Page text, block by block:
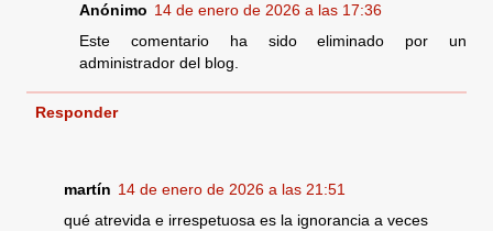
Anónimo 14 de enero de 2026 a las 17:36
Este comentario ha sido eliminado por un
administrador del blog.
Responder
martín 14 de enero de 2026 a las 21:51
qué atrevida e irrespetuosa es la ignorancia a veces